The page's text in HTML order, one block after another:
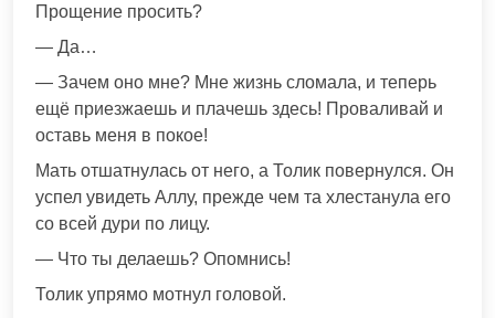
Прощение просить?
— Да…
— Зачем оно мне? Мне жизнь сломала, и теперь
ещё приезжаешь и плачешь здесь! Проваливай и
оставь меня в покое!
Мать отшатнулась от него, а Толик повернулся. Он
успел увидеть Аллу, прежде чем та хлестанула его
со всей дури по лицу.
— Что ты делаешь? Опомнись!
Толик упрямо мотнул головой.